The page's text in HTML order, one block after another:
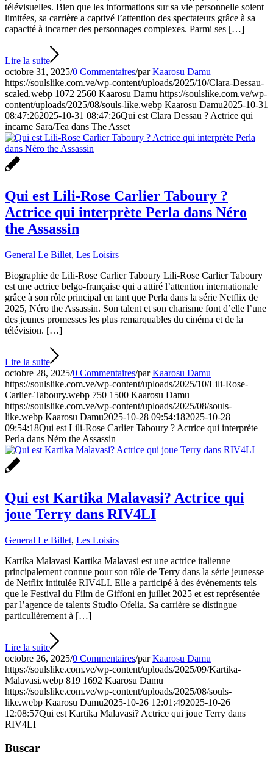
télévisuelles. Bien que les informations sur sa vie personnelle soient
limitées, sa carrière a captivé l’attention des spectateurs grâce à sa
capacité à incarner des personnages complexes. Parmi ses […]
Lire la suite
octobre 31, 2025/0 Commentaires/parKaarosu Damu
https://soulslike.com.ve/wp-content/uploads/2025/10/Clara-Dessau-
scaled.webp 1072 2560 Kaarosu Damu https://soulslike.com.ve/wp-
content/uploads/2025/08/souls-like.webp Kaarosu Damu2025-10-31
08:47:262025-10-31 08:47:26Qui est Clara Dessau ? Actrice qui
incarne Sara/Tea dans The Asset
Qui est Lili-Rose Carlier Taboury ?
Actrice qui interprète Perla dans Néro
the Assassin
General Le Billet, Les Loisirs
Biographie de Lili-Rose Carlier Taboury Lili-Rose Carlier Taboury
est une actrice belgo-française qui a attiré l’attention internationale
grâce à son rôle principal en tant que Perla dans la série Netflix de
2025, Néro the Assassin. Son talent et son charisme font d’elle l’une
des jeunes promesses les plus remarquables du cinéma et de la
télévision. […]
Lire la suite
octobre 28, 2025/0 Commentaires/parKaarosu Damu
https://soulslike.com.ve/wp-content/uploads/2025/10/Lili-Rose-
Carlier-Taboury.webp 750 1500 Kaarosu Damu
https://soulslike.com.ve/wp-content/uploads/2025/08/souls-
like.webp Kaarosu Damu2025-10-28 09:54:182025-10-28
09:54:18Qui est Lili-Rose Carlier Taboury ? Actrice qui interprète
Perla dans Néro the Assassin
Qui est Kartika Malavasi? Actrice qui
joue Terry dans RIV4LI
General Le Billet, Les Loisirs
Kartika Malavasi Kartika Malavasi est une actrice italienne
principalement connue pour son rôle de Terry dans la série jeunesse
de Netflix intitulée RIV4LI. Elle a participé à des événements tels
que le Festival du Film de Giffoni en juillet 2025 et est représentée
par l’agence de talents Studio Ofelia. Sa carrière se distingue
particulièrement à […]
Lire la suite
octobre 26, 2025/0 Commentaires/parKaarosu Damu
https://soulslike.com.ve/wp-content/uploads/2025/09/Kartika-
Malavasi.webp 819 1692 Kaarosu Damu
https://soulslike.com.ve/wp-content/uploads/2025/08/souls-
like.webp Kaarosu Damu2025-10-26 12:01:492025-10-26
12:08:57Qui est Kartika Malavasi? Actrice qui joue Terry dans
RIV4LI
Buscar